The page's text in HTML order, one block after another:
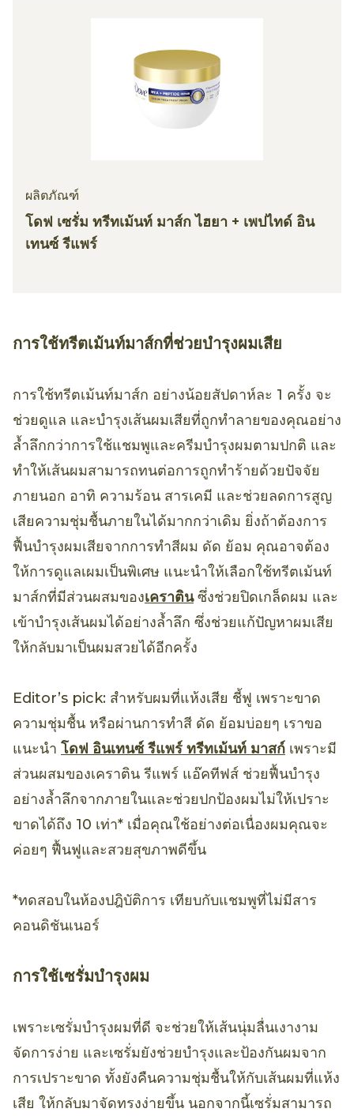
ผลิตภัณฑ์
โดฟ เซรั่ม ทรีทเม้นท์ มาส์ก ไฮยา + เพปไทด์ อิน
เทนซ์ รีแพร์
การใช้ทรีตเม้นท์มาส์กที่ช่วยบำรุงผมเสีย
การใช้ทรีตเม้นท์มาส์ก อย่างน้อยสัปดาห์ละ 1 ครั้ง จะ
ช่วยดูแล และบำรุงเส้นผมเสียที่ถูกทำลายของคุณอย่าง
ล้ำลึกกว่าการใช้แชมพูและครีมบำรุงผมตามปกติ และ
ทำให้เส้นผมสามารถทนต่อการถูกทำร้ายด้วยปัจจัย
ภายนอก อาทิ ความร้อน สารเคมี และช่วยลดการสูญ
เสียความชุ่มชื้นภายในได้มากกว่าเดิม ยิ่งถ้าต้องการ
ฟื้นบำรุงผมเสียจากการทำสีผม ดัด ย้อม คุณอาจต้อง
ให้การดูแลเผมเป็นพิเศษ แนะนำให้เลือกใช้ทรีตเม้นท์
มาส์กที่มีส่วนผสมของเคราตินซึ่งช่วยปิดเกล็ดผม และ
เข้าบำรุงเส้นผมได้อย่างล้ำลึก ซึ่งช่วยแก้ปัญหาผมเสีย
ให้กลับมาเป็นผมสวยได้อีกครั้ง
Editor’s pick: สำหรับผมที่แห้งเสีย ชี้ฟู เพราะขาด
ความชุ่มชื้น หรือผ่านการทำสี ดัด ย้อมบ่อยๆ เราขอ
แนะนำ โดฟ อินเทนซ์ รีแพร์ ทรีทเม้นท์ มาสก์ เพราะมี
ส่วนผสมของเคราติน รีแพร์ แอ๊คทีฟส์ ช่วยฟื้นบำรุง
อย่างล้ำลึกจากภายในและช่วยปกป้องผมไม่ให้เปราะ
ขาดได้ถึง 10 เท่า* เมื่อคุณใช้อย่างต่อเนื่องผมคุณจะ
ค่อยๆ ฟื้นฟูและสวยสุขภาพดีขึ้น
*ทดสอบในห้องปฎิบัติการ เทียบกับแชมพูที่ไม่มีสาร
คอนดิชันเนอร์
การใช้เซรั่มบำรุงผม
เพราะเซรั่มบำรุงผมที่ดี จะช่วยให้เส้นนุ่มลื่นเงางาม
จัดการง่าย และเซรั่มยังช่วยบำรุงและป้องกันผมจาก
การเปราะขาด ทั้งยังคืนความชุ่มชื้นให้กับเส้นผมที่แห้ง
เสีย ให้กลับมาจัดทรงง่ายขึ้น นอกจากนี้เซรั่มสามารถ